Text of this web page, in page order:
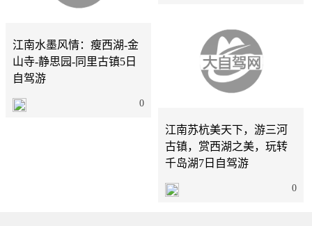
江南水墨风情：瘦西湖-金
山寺-静思园-同里古镇5日
自驾游
0
江南苏杭美天下，游三河
古镇，赏西湖之美，玩转
千岛湖7日自驾游
0